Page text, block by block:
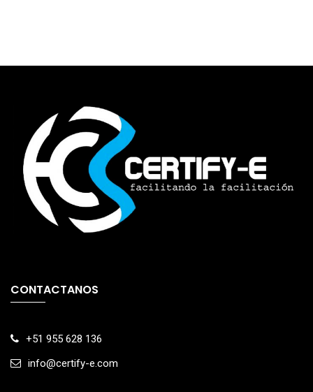
CONTACTANOS
+51 955 628 136
info@certify-e.com